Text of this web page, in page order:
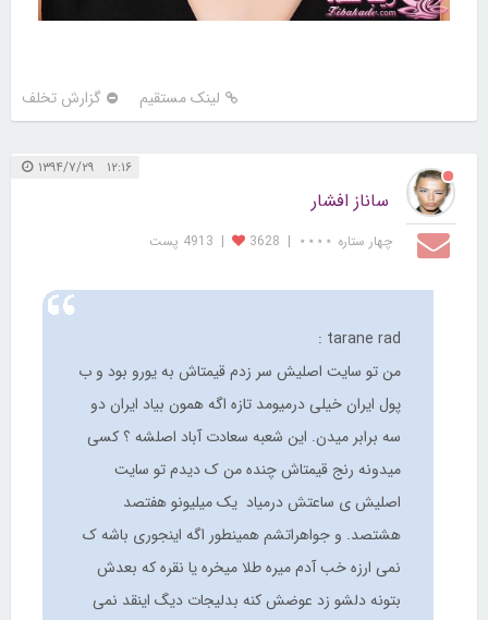
لینک مستقیم گزارش تخلف
۱۲:۱۶ ۱۳۹۴/۷/۲۹
ساناز افشار
چهار ستاره ⋆⋆⋆⋆ |
3628
| 4913 پست
tarane rad :
من تو سایت اصلیش سر زدم قیمتاش به یورو بود و ب
پول ایران خیلی درمیومد تازه اگه همون بیاد ایران دو
سه برابر میدن. این شعبه سعادت آباد اصلشه ؟ کسی
میدونه رنج قیمتاش چنده من ک دیدم تو سایت
اصلیش ی ساعتش درمیاد یک میلیونو هفتصد
هشتصد. و جواهراتشم همینطور اگه اینجوری باشه ک
نمی ارزه خب آدم میره طلا میخره یا نقره که بعدش
بتونه دلشو زد عوضش کنه بدلیجات دیگ اینقد نمی